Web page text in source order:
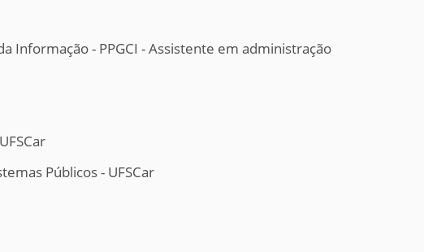
Informação - PPGCI - Assistente em administração
Públicos - UFSCar